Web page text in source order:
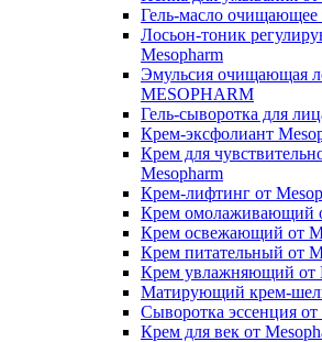
Гель-масло очищающее
Лосьон-тоник
Mesopharm
Эмульсия очищающая
MESOPHARM
Гель-сыворотка для
Крем-эксфолиант
Крем для
Mesopharm
Крем-лифтинг от
Крем омолаживающий
Крем освежающий от
Крем питательный от
Крем увлажняющий от
Матирующий крем-
Сыворотка эссенция от
Крем для век от